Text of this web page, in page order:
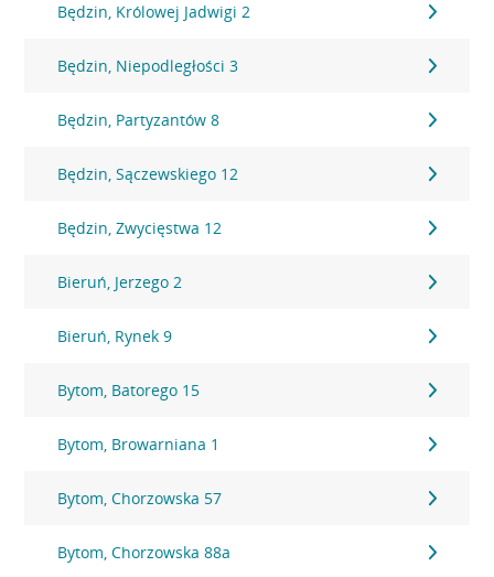
Będzin, Królowej Jadwigi 2
Będzin, Niepodległości 3
Będzin, Partyzantów 8
Będzin, Sączewskiego 12
Będzin, Zwycięstwa 12
Bieruń, Jerzego 2
Bieruń, Rynek 9
Bytom, Batorego 15
Bytom, Browarniana 1
Bytom, Chorzowska 57
Bytom, Chorzowska 88a